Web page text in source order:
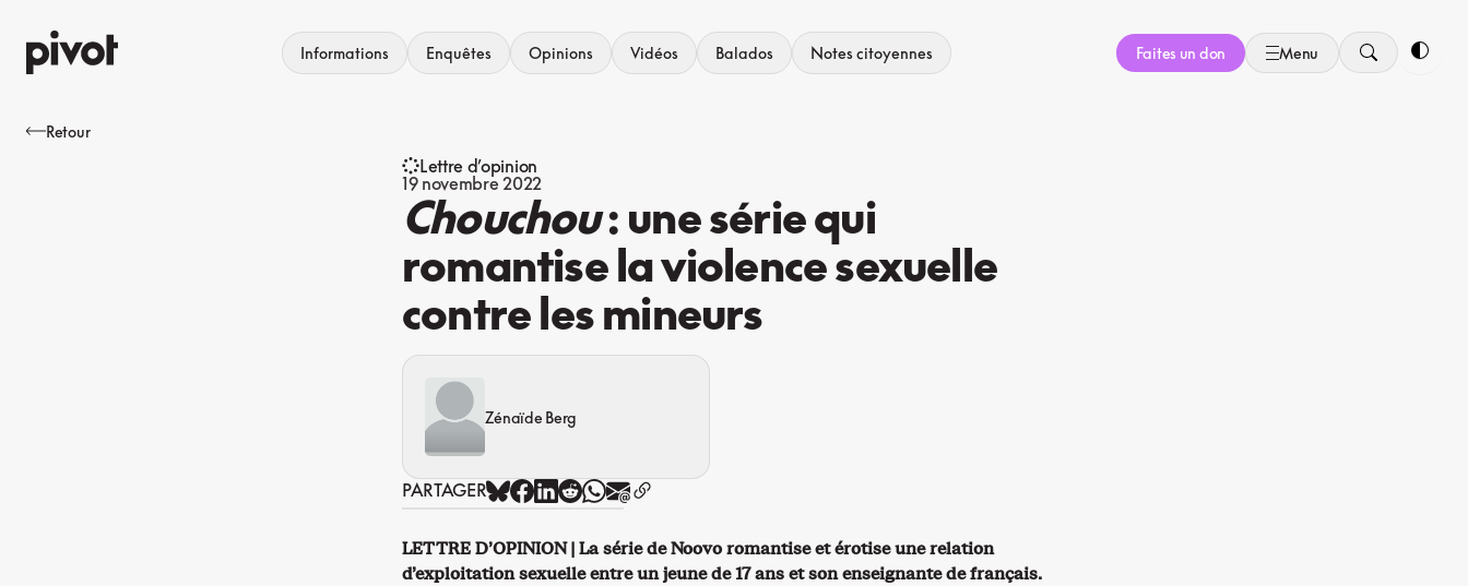
au
contenu
Informations Enquêtes Opinions Vidéos Balados Notes citoyennes Faites un don Menu
Retour
Lettre d’opinion
19 novembre 2022
Chouchou: une série qui
romantise la violence sexuelle
contre les mineurs
Zénaïde Berg
PARTAGER
LETTRE D’OPINION | La série de Noovo romantise et érotise une relation
d’exploitation sexuelle entre un jeune de 17 ans et son enseignante de français.